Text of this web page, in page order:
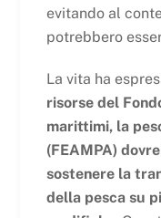
evitando al
potrebbero
La vita ha
risorse del
marittimi, la
(FEAMPA)
sostenere la
della pesca su